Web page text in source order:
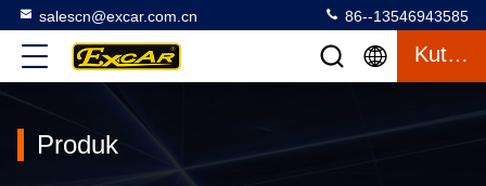
salescn@excar.com.cn 86--13546943585
Kutipan
Produk